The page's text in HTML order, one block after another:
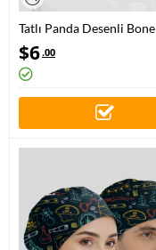
Tatlı Panda Desenli Bone
(Cotton Likra Kumaş)
$6.00